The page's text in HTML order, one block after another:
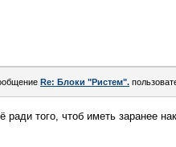
Re: Блоки "Ристем".
ради того, чтоб иметь заранее